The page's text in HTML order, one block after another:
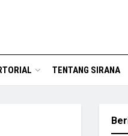
TENTANG SIRANA